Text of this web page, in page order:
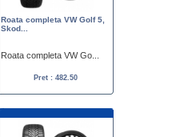
Roata completa VW Golf 5,
Skod...
Roata completa VW Go...
Pret : 482.50